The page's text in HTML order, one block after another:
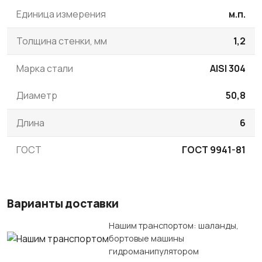
Единица измерения м.п.
Толщина стенки, мм 1,2
Марка стали AISI 304
Диаметр 50,8
Длина 6
ГОСТ ГОСТ 9941-81
Варианты доставки
Нашим транспортом: шаланды,
бортовые машины
гидроманипулятором